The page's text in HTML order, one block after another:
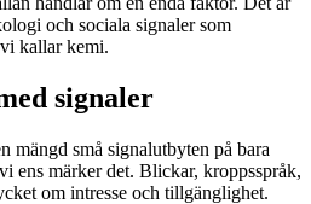
och sociala signaler som
kallar kemi.
signaler
mängd små signalutbyten på bara
ens märker det. Blickar, kroppsspråk,
om intresse och tillgänglighet.